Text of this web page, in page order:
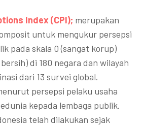
Index (CPI); merupakan
untuk mengukur persepsi
pada skala 0 (sangat korup)
di 180 negara dan wilayah
dari 13 survei global.
persepsi pelaku usaha
kepada lembaga publik.
telah dilakukan sejak